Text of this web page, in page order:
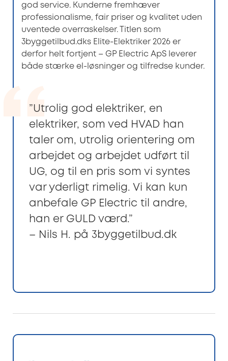
god service. Kunderne fremhæver
professionalisme, fair priser og kvalitet uden
uventede overraskelser. Titlen som
3byggetilbud.dks Elite-Elektriker 2026 er
derfor helt fortjent – GP Electric ApS leverer
både stærke el-løsninger og tilfredse kunder.
”Utrolig god elektriker, en
elektriker, som ved HVAD han
taler om, utrolig orientering om
arbejdet og arbejdet udført til
UG, og til en pris som vi syntes
var yderligt rimelig. Vi kan kun
anbefale GP Electric til andre,
han er GULD værd.”
– Nils H. på 3byggetilbud.dk